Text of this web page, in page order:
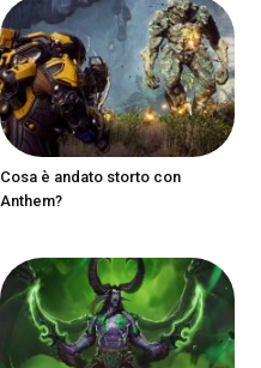
Cosa è andato storto con
Anthem?